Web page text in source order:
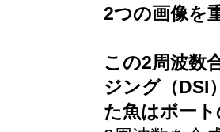
2つの画像を
この2周波数
ジング（DSI
た魚はボー